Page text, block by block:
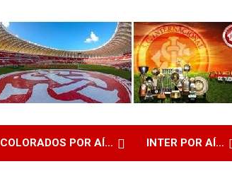
COLORADOS POR AÍ… INTER POR AÍ…